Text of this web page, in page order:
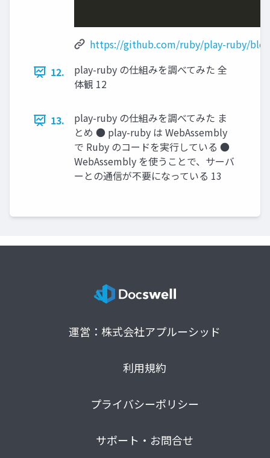
https://github.com/ruby/play-ruby/
12.
play-ruby の仕組みを調べてみた 全
体観 12
13.
play-ruby の仕組みを調べてみた ま
とめ ● play-ruby は WebAssembly
で Ruby のコードを実行している ●
WebAssembly を使うことで、サーバ
ーとの通信が不要になっている 13
運営：株式会社アプルーシッド
利用規約
プライバシーポリシー
サポート・お問合せ